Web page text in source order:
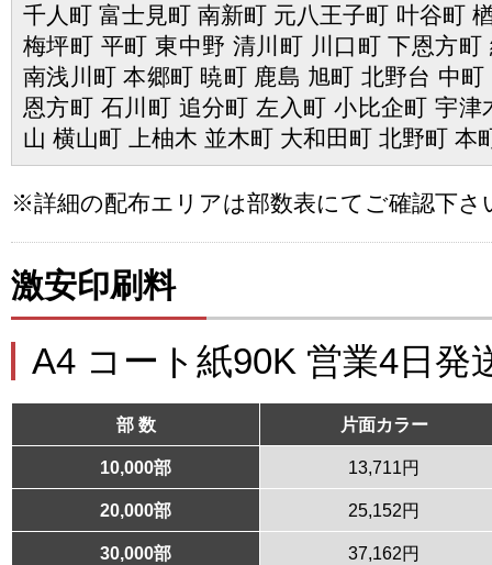
千人町 富士見町 南新町 元八王子町 叶谷町
梅坪町 平町 東中野 清川町 川口町 下恩方
南浅川町 本郷町 暁町 鹿島 旭町 北野台 中
恩方町 石川町 追分町 左入町 小比企町 宇
山 横山町 上柚木 並木町 大和田町 北野町 本
※詳細の配布エリアは部数表にてご確認下さ
激安印刷料
A4 コート紙90K 営業4日発
部 数 片面カラー
10,000部 13,711円
20,000部 25,152円
30,000部 37,162円